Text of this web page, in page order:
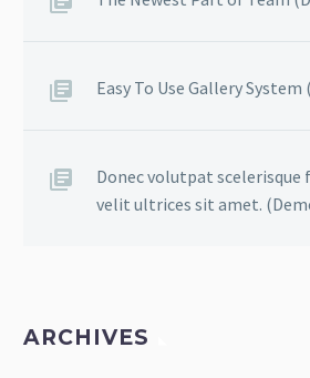
Easy To Use Gallery System
Donec volutpat scelerisque
velit ultrices sit amet.
ARCHIVES